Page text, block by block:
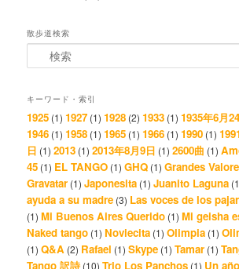
散歩道検索
キーワード・索引
1925 (1)1927 (1)1928 (2)1933 (1)1935年6月
1946 (1)1958 (1)1965 (1)1966 (1)1990 (1)1991
日 (1)2013 (1)2013年8月9日 (1)2600曲 (1)
45 (1) EL TANGO (1)GHQ (1)Grandes
Gravatar (1)Japonesita (1)Juanito Laguna
ayuda a su madre (3) Las voces de los
(1)Mi Buenos Aires Querido (1)Mi geisha
Naked tango (1)Noviecita (1)Olimpia (1)
(1)Q&A (2) Rafael (1)Skype (1)Tamar (1)
Tango 訳詩 (10)Trio Los Panchos (1) Un